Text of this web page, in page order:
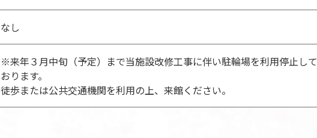
なし
※来年３月中旬（予定）まで当施設改修工事に伴い駐輪場を利用停止して
おります。
徒歩または公共交通機関を利用の上、来館ください。